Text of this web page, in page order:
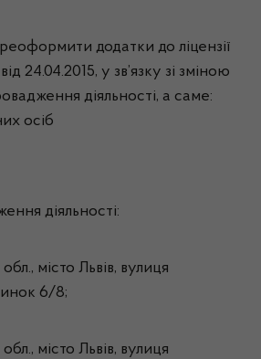
додатки до ліцензії
24.04.2015, у зв’язку зі зміною
діяльності, а саме:
осіб
діяльності:
місто Львів, вулиця
6/8;
місто Львів, вулиця